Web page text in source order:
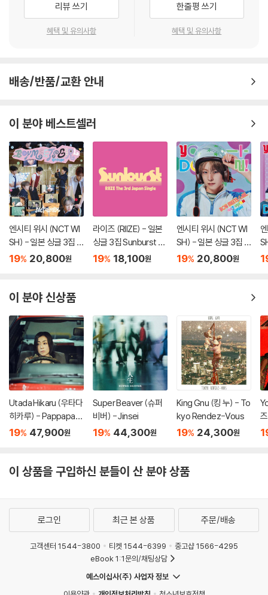
리뷰 쓰기
혜택 및 유의사항
한줄평 쓰기
혜택 및 유의사항
배송/반품/교환 안내
이 분야 베스트셀러
엔시티 위시 (NCT WI
SH) - 일본 싱글 3집 Y
O-I-DON! / BOY ME
19% 20,800원
라이즈 (RIIZE) - 일본
싱글 3집 Sunburst [I
NITIAL PRESS]
19% 18,100원
엔시티 위시 (NCT WI
SH) - 일본 싱글 3집 Y
O-I-DON! / BOY ME
19% 20,800원
이 분야 신상품
Utada Hikaru (우타다
히카루) - Pappapara
dise [7인치 Vinyl]
19% 47,900원
Super Beaver (슈퍼
비버) - Jinsei
19% 44,300원
King Gnu (킹 누) - To
kyo Rendez-Vous
19% 24,300원
이 상품을 구입하신 분들이 산 분야 상품
로그인 최근 본 상품 주문/배송
고객센터 1544-3800 티켓 1544-6399
중고샵 1566-4295
eBook 1:1문의/채팅상담
예스이십사(주) 사업자 정보